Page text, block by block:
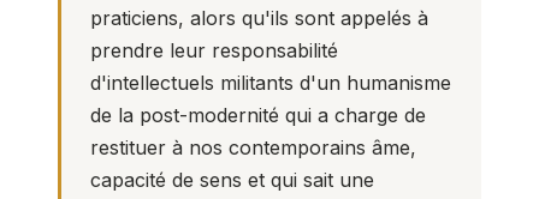
praticiens, alors qu'ils sont appelés à
prendre leur responsabilité
d'intellectuels militants d'un humanisme
de la post-modernité qui a charge de
restituer à nos contemporains âme,
capacité de sens et qui sait une